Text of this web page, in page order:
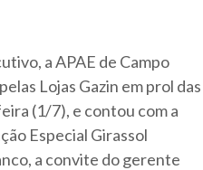
a APAE de Campo
Lojas Gazin em prol das
(1/7), e contou com a
Especial Girassol
a convite do gerente